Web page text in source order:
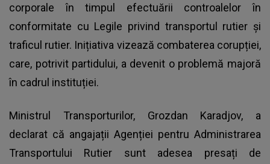
corporale în timpul efectuării controalelor în
conformitate cu Legile privind transportul rutier și
traficul rutier. Inițiativa vizează combaterea corupției,
care, potrivit partidului, a devenit o problemă majoră
în cadrul instituției.
Ministrul Transporturilor, Grozdan Karadjov, a
declarat că angajații Agenției pentru Administrarea
Transportului Rutier sunt adesea presați de